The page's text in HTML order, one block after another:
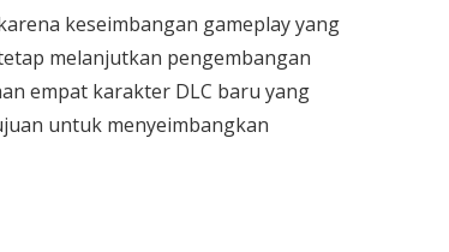
keseimbangan gameplay yang
melanjutkan pengembangan
empat karakter DLC baru yang
untuk menyeimbangkan